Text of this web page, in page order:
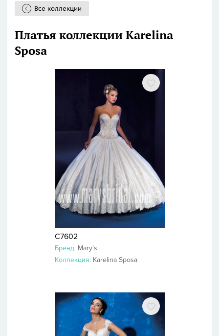
Все коллекции
Платья коллекции Karelina
Sposa
C7602
Бренд: Mary's
Коллекция: Karelina Sposa